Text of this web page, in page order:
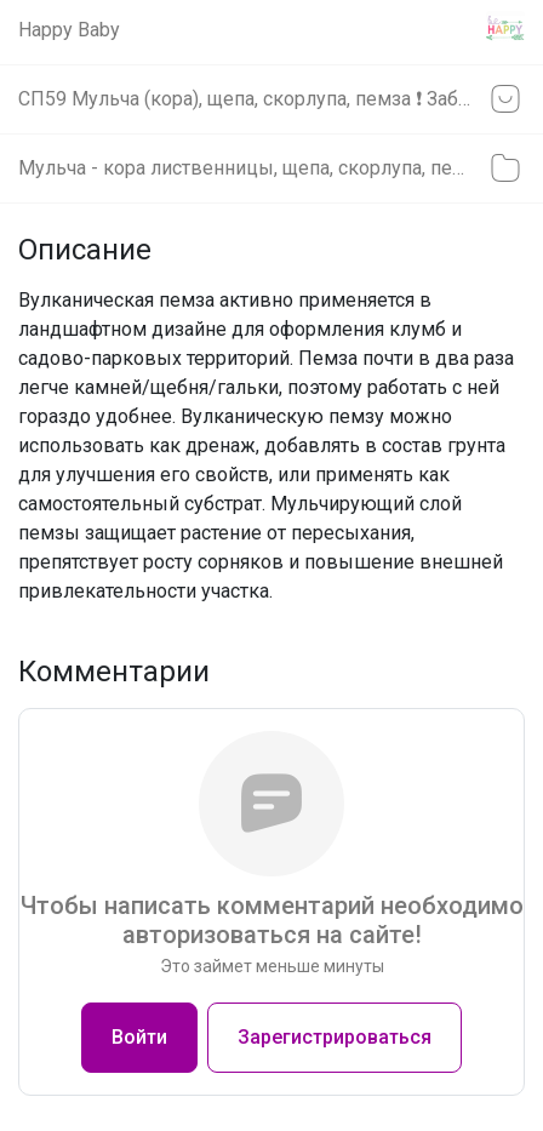
Happy Baby
Описание
Вулканическая пемза активно применяется в
ландшафтном дизайне для оформления клумб и
садово-парковых территорий. Пемза почти в два раза
легче камней/щебня/гальки, поэтому работать с ней
гораздо удобнее. Вулканическую пемзу можно
использовать как дренаж, добавлять в состав грунта
для улучшения его свойств, или применять как
самостоятельный субстрат. Мульчирующий слой
пемзы защищает растение от пересыхания,
препятствует росту сорняков и повышение внешней
привлекательности участка.
Комментарии
Чтобы написать комментарий необходимо
авторизоваться на сайте!
Это займет меньше минуты
Войти Зарегистрироваться